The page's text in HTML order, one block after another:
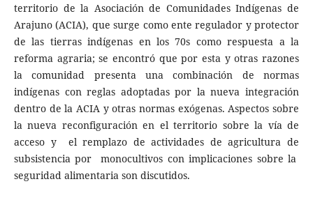
territorio de la Asociación de Comunidades Indígenas de
Arajuno (ACIA), que surge como ente regulador y protector
de las tierras indígenas en los 70s como respuesta a la
reforma agraria; se encontró que por esta y otras razones
la comunidad presenta una combinación de normas
indígenas con reglas adoptadas por la nueva integración
dentro de la ACIA y otras normas exógenas. Aspectos sobre
la nueva reconfiguración en el territorio sobre la vía de
acceso y el remplazo de actividades de agricultura de
subsistencia por monocultivos con implicaciones sobre la
seguridad alimentaria son discutidos.